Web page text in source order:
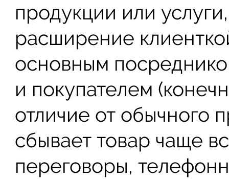
продукции или
расширение
основным
и покупателем
отличие от обычного
сбывает товар чаще
переговоры,